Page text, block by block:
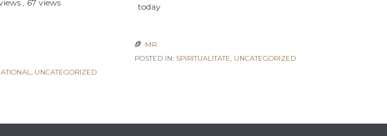
, 67 views
, UNCATEGORIZED
today
 MR
POSTED IN: SPIRITUALITATE, UNCATEGORIZED